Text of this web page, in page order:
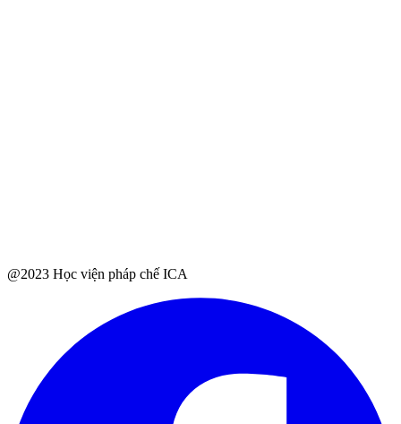
@2023 Học viện pháp chế ICA